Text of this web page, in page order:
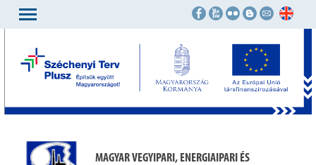
MAGYAR VEGYIPARI, ENERGIAIPARI ÉS